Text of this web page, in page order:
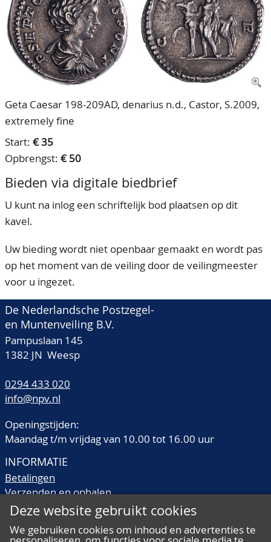
Ons Team
80 jarig bestaan
CONTACT
ACCOUNT
Geta Caesar 198-209AD, denarius n.d., Castor, S.2009,
extremely fine
Start: € 35
Opbrengst: € 50
Bieden via digitale biedbrief
U kunt na inlog een schriftelijk bod plaatsen op dit
kavel.
Uw bieding wordt niet openbaar gemaakt en wordt pas
op het moment van de veiling door de veilingmeester
voor u ingezet.
De Nederlandsche Postzegel-
en Muntenveiling B.V.
Pampuslaan 145
1382 JN Weesp
0294 433 020
info@npv.nl
Openingstijden:
Maandag t/m vrijdag van 10.00 tot 16.00 uur
INFORMATIE
Betalingen
Verzenden en ophalen
Veilingtermen
Kwaliteitsomschrijvingen
Deze website gebruikt cookies
We gebruiken cookies om inhoud en advertenties te